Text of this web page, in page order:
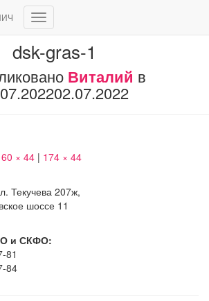
Переключить
dsk-gras-1
Виталий в
02.07.2022
× 44 | 174 × 44
Текучева 207ж,
шоссе 11
и СКФО:
81
84